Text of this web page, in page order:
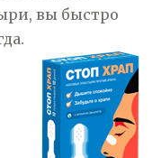
вы быстро